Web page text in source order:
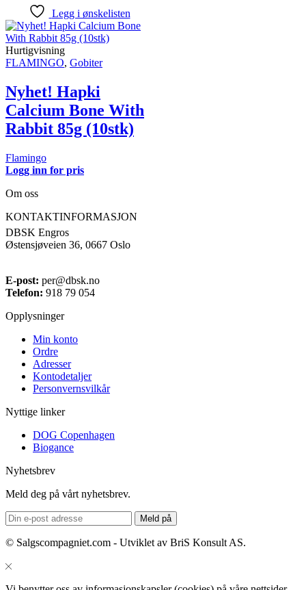
Legg i ønskelisten
Hurtigvisning
FLAMINGO, Gobiter
Nyhet! Hapki
Calcium Bone With
Rabbit 85g (10stk)
Flamingo
Logg inn for pris
Om oss
KONTAKTINFORMASJON
DBSK Engros
Østensjøveien 36, 0667 Oslo
E-post: per@dbsk.no
Telefon: 918 79 054
Opplysninger
Min konto
Ordre
Adresser
Kontodetaljer
Personvernsvilkår
Nyttige linker
DOG Copenhagen
Biogance
Nyhetsbrev
Meld deg på vårt nyhetsbrev.
© Salgscompagniet.com - Utviklet av BriS Konsult AS.